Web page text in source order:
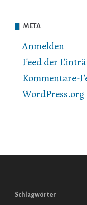
META
Anmelden
Feed der
Kommentare-
WordPress.org
Schlagwörter